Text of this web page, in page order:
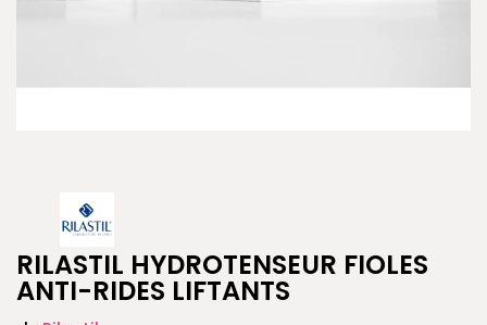
RILASTIL HYDROTENSEUR FIOLES
ANTI-RIDES LIFTANTS